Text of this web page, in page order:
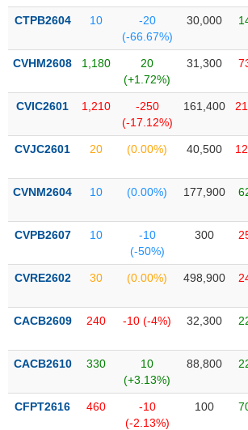
CTPB2604 10
-20
(-66.67%)
30,000
CVHM2608 1,180
20
(+1.72%)
31,300
CVIC2601 1,210
-250
(-17.12%)
161,400
CVJC2601 20 (0.00%) 40,500
CVNM2604 10 (0.00%) 177,900
CVPB2607 10
-10
(-50%)
300
CVRE2602 30 (0.00%) 498,900
CACB2609 240 -10 (-4%) 32,300
CACB2610 330
10
(+3.13%)
88,800
CFPT2616 460
-10
(-2.13%)
100
ĐỘNG
SẢN
Mã
khoán
(-)
Tất cả Cổ phiếu Chỉ số
Lãnh
đạo
Tất cả Người nội bộ Người liên
Tin
(-)
Bài